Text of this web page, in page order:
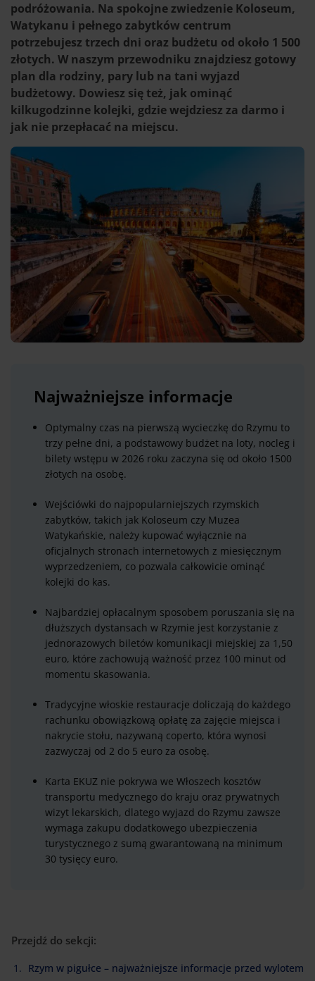
podróżowania. Na spokojne zwiedzenie Koloseum,
Watykanu i pełnego zabytków centrum
potrzebujesz trzech dni oraz budżetu od około 1 500
złotych. W naszym przewodniku znajdziesz gotowy
plan dla rodziny, pary lub na tani wyjazd
budżetowy. Dowiesz się też, jak ominąć
kilkugodzinne kolejki, gdzie wejdziesz za darmo i
jak nie przepłacać na miejscu.
Najważniejsze informacje
Optymalny czas na pierwszą wycieczkę do Rzymu to
trzy pełne dni, a podstawowy budżet na loty, nocleg i
bilety wstępu w 2026 roku zaczyna się od około 1500
złotych na osobę.
Wejściówki do najpopularniejszych rzymskich
zabytków, takich jak Koloseum czy Muzea
Watykańskie, należy kupować wyłącznie na
oficjalnych stronach internetowych z miesięcznym
wyprzedzeniem, co pozwala całkowicie ominąć
kolejki do kas.
Najbardziej opłacalnym sposobem poruszania się na
dłuższych dystansach w Rzymie jest korzystanie z
jednorazowych biletów komunikacji miejskiej za 1,50
euro, które zachowują ważność przez 100 minut od
momentu skasowania.
Tradycyjne włoskie restauracje doliczają do każdego
rachunku obowiązkową opłatę za zajęcie miejsca i
nakrycie stołu, nazywaną coperto, która wynosi
zazwyczaj od 2 do 5 euro za osobę.
Karta EKUZ nie pokrywa we Włoszech kosztów
transportu medycznego do kraju oraz prywatnych
wizyt lekarskich, dlatego wyjazd do Rzymu zawsze
wymaga zakupu dodatkowego ubezpieczenia
turystycznego z sumą gwarantowaną na minimum
30 tysięcy euro.
Przejdź do sekcji:
Rzym w pigułce – najważniejsze informacje przed wylotem